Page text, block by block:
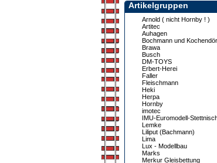
Artikelgruppen
Arnold ( nicht Hornby ! )
Artitec
Auhagen
Bochmann und
Brawa
Busch
DM-TOYS
Erbert-Herei
Faller
Fleischmann
Heki
Herpa
Hornby
imotec
IMU-Euromodell-
Lemke
Liliput (Bachmann)
Lima
Lux - Modellbau
Marks
Merkur Gleisbettung